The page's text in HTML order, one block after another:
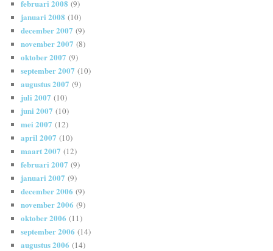
februari 2008 (9)
januari 2008 (10)
december 2007 (9)
november 2007 (8)
oktober 2007 (9)
september 2007 (10)
augustus 2007 (9)
juli 2007 (10)
juni 2007 (10)
mei 2007 (12)
april 2007 (10)
maart 2007 (12)
februari 2007 (9)
januari 2007 (9)
december 2006 (9)
november 2006 (9)
oktober 2006 (11)
september 2006 (14)
augustus 2006 (14)